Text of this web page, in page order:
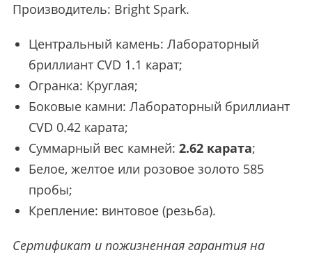
Производитель: Bright Spark.
Центральный камень: Лабораторный
бриллиант CVD 1.1 карат;
Огранка: Круглая;
Боковые камни: Лабораторный бриллиант
CVD 0.42 карата;
Суммарный вес камней: 2.62 карата;
Белое, желтое или розовое золото 585
пробы;
Крепление: винтовое (резьба).
Сертификат и пожизненная гарантия на